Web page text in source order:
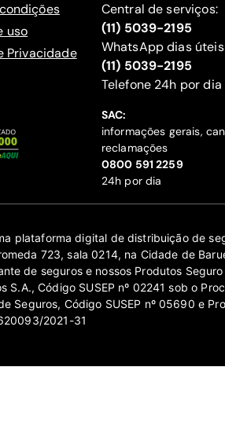
uso
Privacidade
Central de serviços:
(11) 5039-2195
WhatsApp dias
(11) 5039-2195
‍Telefone 24h por dia
SAC:
informações gerais,
reclamações
‍0800 591 2259
24h por dia
plataforma digital de distribuição de
723, sala 0214, na Cidade de
de seguros e nossos Produtos
Código SUSEP nº 02241 sob o
Seguros, Código SUSEP nº 05690 e
2021-31